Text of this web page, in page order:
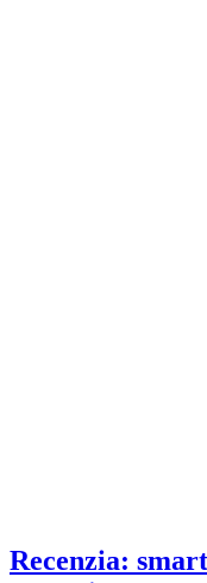
Recenzia: